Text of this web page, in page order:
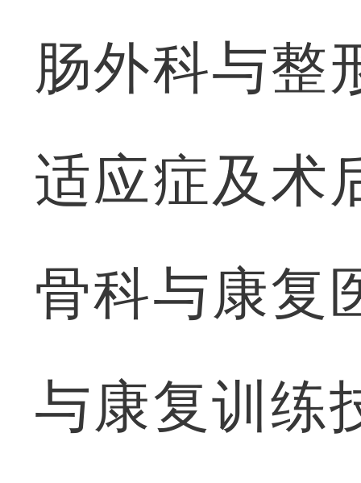
肠外科与整
适应症及术
骨科与康复
与康复训练